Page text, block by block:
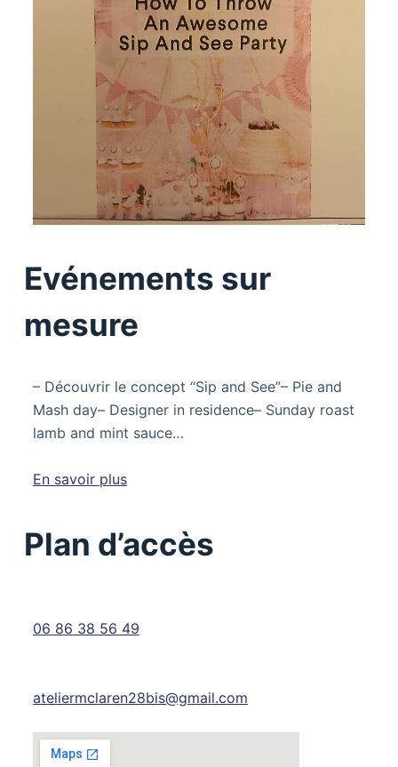
Evénements sur
mesure
– Découvrir le concept “Sip and See”– Pie and
Mash day– Designer in residence– Sunday roast
lamb and mint sauce…
En savoir plus
Plan d’accès
06 86 38 56 49
ateliermclaren28bis@gmail.com